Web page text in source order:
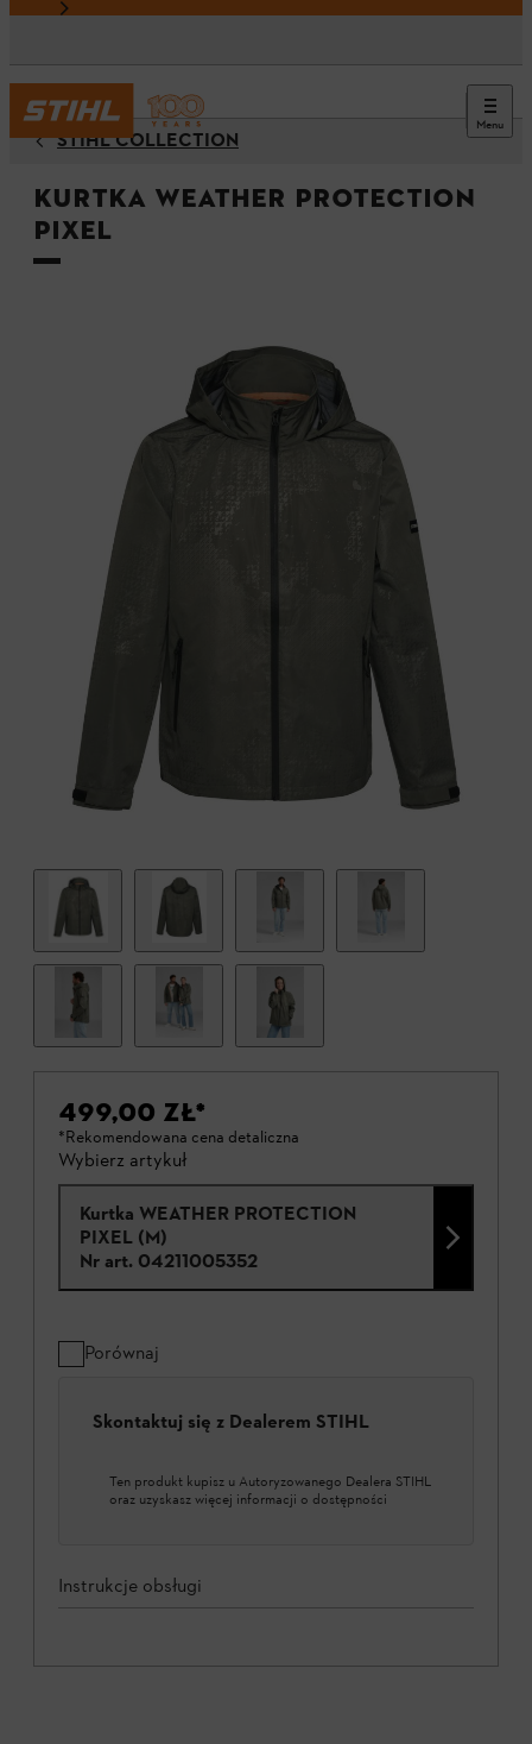
Menu
STIHL COLLECTION
Kurtka WEATHER PROTECTION
PIXEL
499,00 ZŁ*
*Rekomendowana cena detaliczna
Wybierz artykuł
Kurtka WEATHER PROTECTION
PIXEL (M)
Nr art. 04211005352
Porównaj
Skontaktuj się z Dealerem STIHL
Ten produkt kupisz u Autoryzowanego Dealera STIHL
oraz uzyskasz więcej informacji o dostępności
Instrukcje obsługi